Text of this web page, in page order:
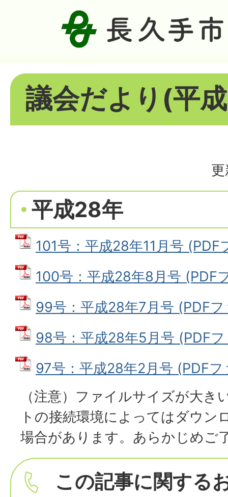
議会だより(平
平成28年
101号：平成28年11月号
100号：平成28年8月号 (PDF
99号：平成28年7月号 (PDF
98号：平成28年5月号 (PDF
97号：平成28年2月号 (PDF
（注意）ファイルサイズが大き
トの接続環境によってはダウン
場合があります。あらかじめご
この記事に関する